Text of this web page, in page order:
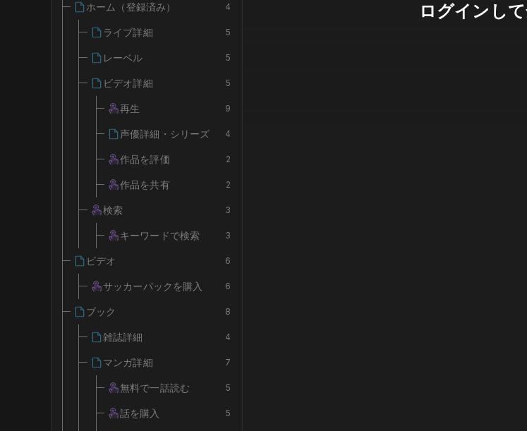
ホーム（登録済み） 4
ライブ詳細 5
レーベル 5
ビデオ詳細 5
再生 9
声優詳細・シリーズ 4
作品を評価 2
作品を共有 2
検索 3
キーワードで検索 3
ビデオ 6
サッカーパックを購入 6
ブック 8
雑誌詳細 4
マンガ詳細 7
無料で一話読む 5
話を購入 5
ログインし